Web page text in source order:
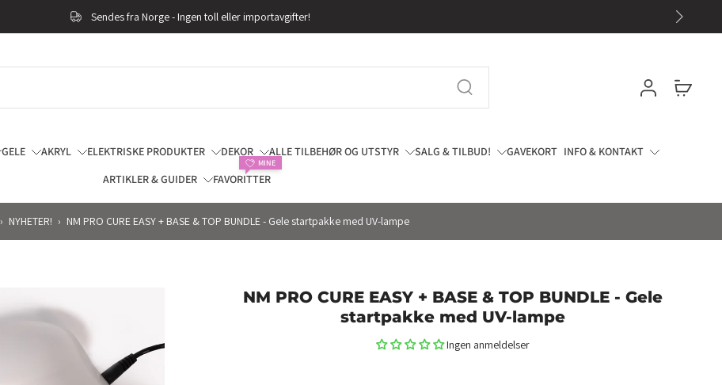
GELE AKRYL ELEKTRISKE PRODUKTER DEKOR ALLE TILBEHØR OG UTSTYR SALG & TILBUD! GAVEKORT INFO & KONTAKT
ARTIKLER & GUIDER
FAVORITTER
MINE
› NYHETER! › NM PRO CURE EASY + BASE & TOP BUNDLE - Gele startpakke med UV-lampe
NM PRO CURE EASY + BASE & TOP BUNDLE - Gele
startpakke med UV-lampe
Ingen anmeldelser